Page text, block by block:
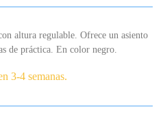
altura regulable. Ofrece un asiento
de práctica. En color negro.
3-4 semanas.